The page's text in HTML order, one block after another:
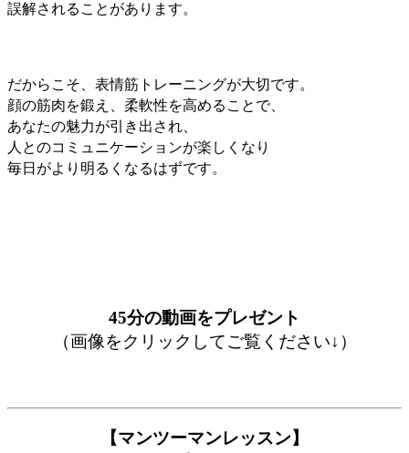
誤解されることがあります。
だからこそ、表情筋トレーニングが大切です。
顔の筋肉を鍛え、柔軟性を高めることで、
あなたの魅力が引き出され、
人とのコミュニケーションが楽しくなり
毎日がより明るくなるはずです。
45分の動画をプレゼント
（画像をクリックしてご覧ください↓）
【マンツーマンレッスン】